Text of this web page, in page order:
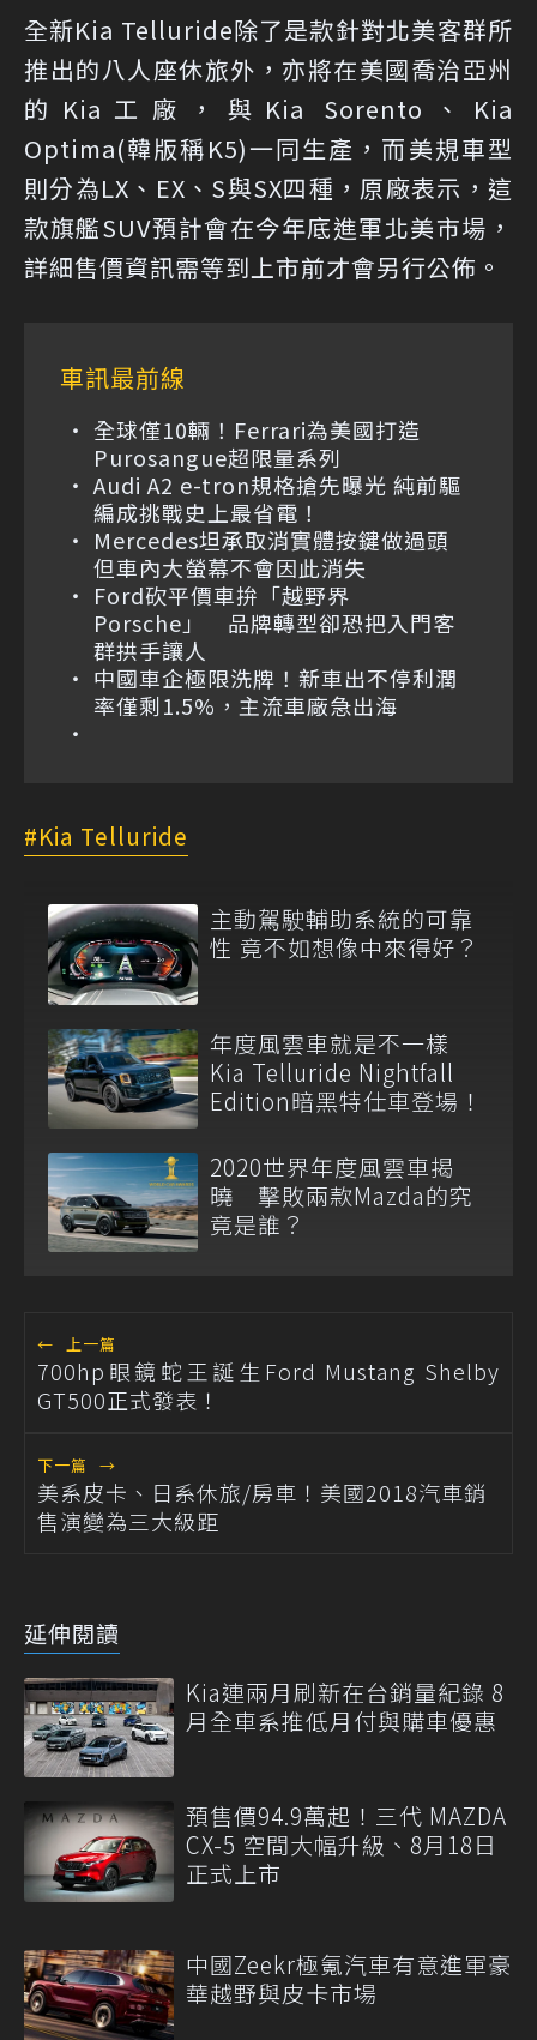
全新Kia Telluride除了是款針對北美客群所
推出的八人座休旅外，亦將在美國喬治亞州
的Kia工廠，與Kia Sorento、Kia
Optima(韓版稱K5)一同生產，而美規車型
則分為LX、EX、S與SX四種，原廠表示，這
款旗艦SUV預計會在今年底進軍北美市場，
詳細售價資訊需等到上市前才會另行公佈。
車訊最前線
全球僅10輛！Ferrari為美國打造
Purosangue超限量系列
Audi A2 e-tron規格搶先曝光 純前驅
編成挑戰史上最省電！
Mercedes坦承取消實體按鍵做過頭
但車內大螢幕不會因此消失
Ford砍平價車拚「越野界
Porsche」 品牌轉型卻恐把入門客
群拱手讓人
中國車企極限洗牌！新車出不停利潤
率僅剩1.5%，主流車廠急出海
Kia Telluride
主動駕駛輔助系統的可靠
性 竟不如想像中來得好？
年度風雲車就是不一樣
Kia Telluride Nightfall
Edition暗黑特仕車登場！
2020世界年度風雲車揭
曉 擊敗兩款Mazda的究
竟是誰？
← 上一篇
700hp眼鏡蛇王誕生Ford Mustang Shelby
GT500正式發表！
下一篇 →
美系皮卡、日系休旅/房車！美國2018汽車銷
售演變為三大級距
延伸閱讀
Kia連兩月刷新在台銷量紀錄 8
月全車系推低月付與購車優惠
預售價94.9萬起！三代 MAZDA
CX-5 空間大幅升級、8月18日
正式上市
中國Zeekr極氪汽車有意進軍豪
華越野與皮卡市場